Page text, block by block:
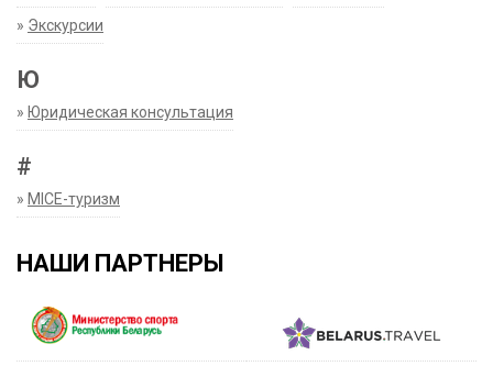
» Экскурсии
Ю
» Юридическая консультация
#
» MICE-туризм
НАШИ ПАРТНЕРЫ